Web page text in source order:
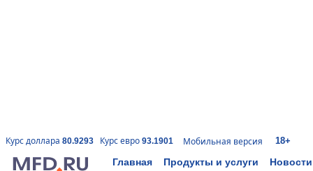
Курс доллара 80.9293 Курс евро 93.1901 Мобильная версия 18+
Главная Продукты и услуги Новости